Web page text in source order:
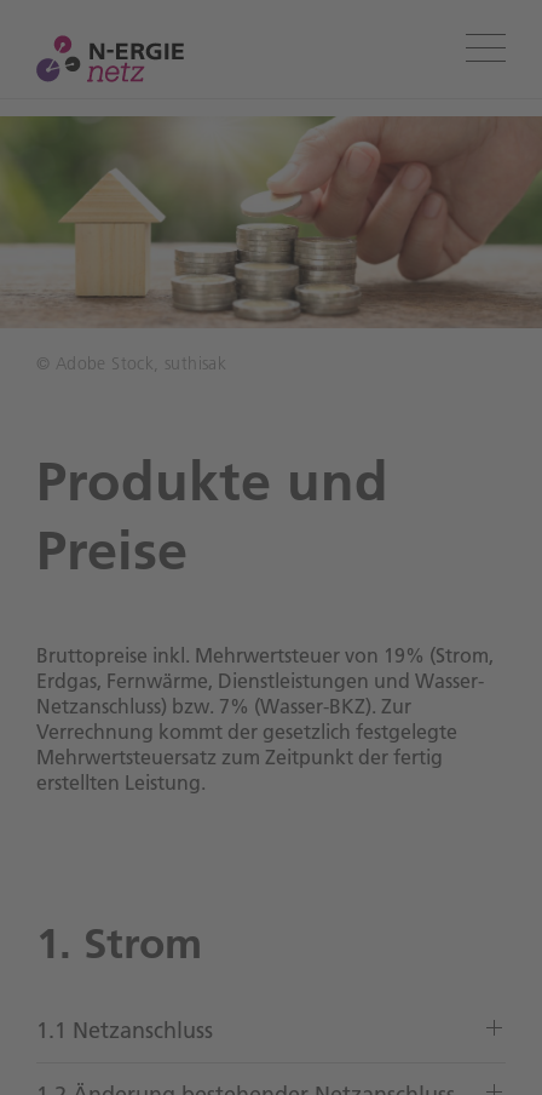
Menü
© Adobe Stock, suthisak
Produkte und
Preise
Bruttopreise inkl. Mehrwertsteuer von 19% (Strom,
Erdgas, Fernwärme, Dienstleistungen und Wasser-
Netzanschluss) bzw. 7% (Wasser-BKZ). Zur
Verrechnung kommt der gesetzlich festgelegte
Mehrwertsteuersatz zum Zeitpunkt der fertig
erstellten Leistung.
1. Strom
1.1 Netzanschluss